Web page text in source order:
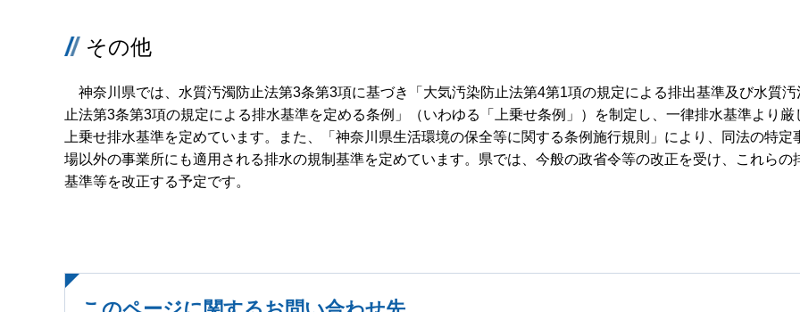
その他
神奈川県では、水質汚濁防止法第3条第3項に基づき「大気汚染防止法第4第1項の規定による排出基準及び水質汚
止法第3条第3項の規定による排水基準を定める条例」（いわゆる「上乗せ条例」）を制定し、一律排水基準より厳
上乗せ排水基準を定めています。また、「神奈川県生活環境の保全等に関する条例施行規則」により、同法の特定
場以外の事業所にも適用される排水の規制基準を定めています。県では、今般の政省令等の改正を受け、これらの
基準等を改正する予定です。